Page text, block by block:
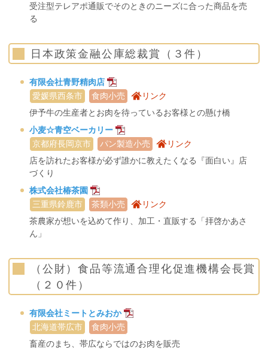
受注型テレアポ通販でそのときのニーズに合った商品を売
る
日本政策金融公庫総裁賞（３件）
有限会社青野精肉店
愛媛県西条市
食肉小売
リンク
伊予牛の生産者とお肉を待っているお客様との懸け橋
小麦☆青空ベーカリー
京都府長岡京市
パン製造小売
リンク
店を訪れたお客様が必ず誰かに教えたくなる『面白い』店
づくり
株式会社椿茶園
三重県鈴鹿市
茶類小売
リンク
茶農家が想いを込めて作り、加工・直販する「拝啓かあさ
ん」
（公財）食品等流通合理化促進機構会長賞
（２０件）
有限会社ミートとみおか
北海道帯広市
食肉小売
畜産のまち、帯広ならではのお肉を販売